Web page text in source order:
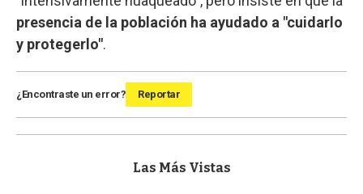
presencia de la población ha ayudado a "cuidarlo
y protegerlo".
¿Encontraste un error? Reportar
Las Más Vistas